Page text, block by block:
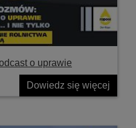
o uprawie
Dowiedz się więcej